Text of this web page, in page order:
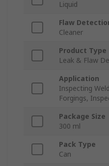
Liquid
Flaw
Cleaner
Product Type
Leak & Flaw
Application
Inspecting
Forgings,
Package Size
300 ml
Pack Type
Can